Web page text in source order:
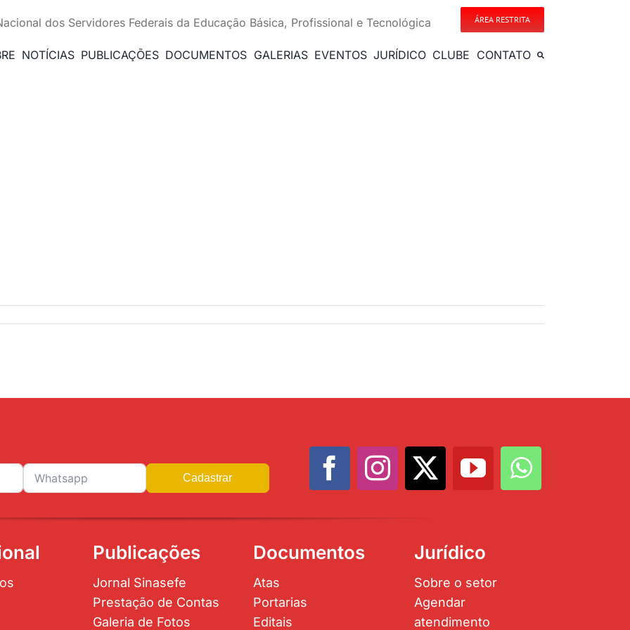
dos Servidores Federais da Educação Básica, Profissional e Tecnológica ÁREA RESTRITA
NOTÍCIAS PUBLICAÇÕES DOCUMENTOS GALERIAS EVENTOS JURÍDICO CLUBE CONTATO
Cadastrar
Publicações
Jornal Sinasefe
Prestação de Contas
Galeria de Fotos
Documentos
Atas
Portarias
Editais
Jurídico
Sobre o setor
Agendar
atendimento